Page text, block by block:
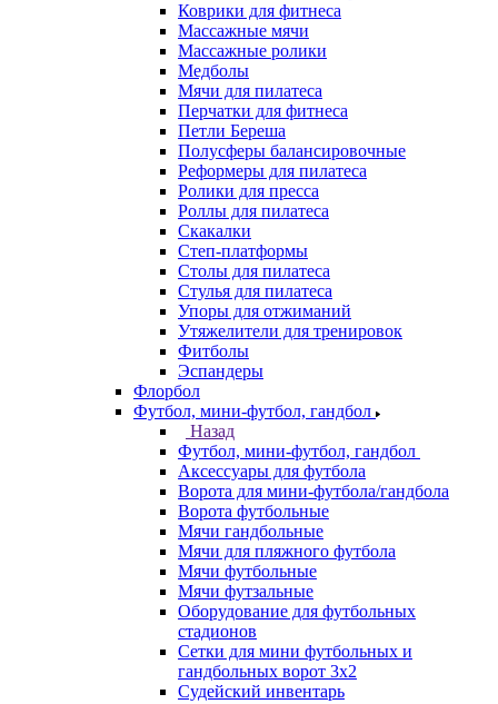
Коврики для фитнеса
Массажные мячи
Массажные ролики
Медболы
Мячи для пилатеса
Перчатки для фитнеса
Петли Береша
Полусферы балансировочные
Реформеры для пилатеса
Ролики для пресса
Роллы для пилатеса
Скакалки
Степ-платформы
Столы для пилатеса
Стулья для пилатеса
Упоры для отжиманий
Утяжелители для тренировок
Фитболы
Эспандеры
Флорбол
Футбол, мини-футбол, гандбол
Назад
Футбол, мини-футбол, гандбол
Аксессуары для футбола
Ворота для мини-футбола/гандбола
Ворота футбольные
Мячи гандбольные
Мячи для пляжного футбола
Мячи футбольные
Мячи футзальные
Оборудование для футбольных
стадионов
Сетки для мини футбольных и
гандбольных ворот 3х2
Судейский инвентарь